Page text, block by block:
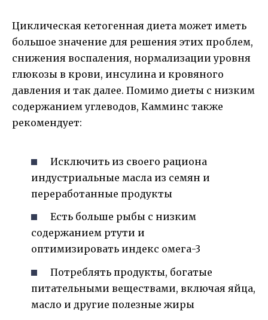
Циклическая кетогенная диета может иметь
большое значение для решения этих проблем,
снижения воспаления, нормализации уровня
глюкозы в крови, инсулина и кровяного
давления и так далее. Помимо диеты с низким
содержанием углеводов, Камминс также
рекомендует:
Исключить из своего рациона
индустриальные масла из семян и
переработанные продукты
Есть больше рыбы с низким
содержанием ртути и
оптимизировать индекс омега-3
Потреблять продукты, богатые
питательными веществами, включая яйца,
масло и другие полезные жиры